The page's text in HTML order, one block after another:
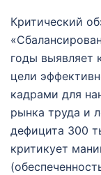
Критический
годы выявляет
цели
кадрами для
рынка труда и
дефицита 300
критикует